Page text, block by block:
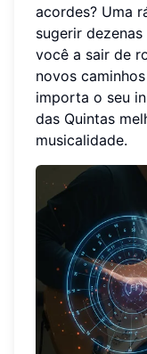
acordes? Uma
sugerir
você a sair de
novos
importa o seu
das Quintas
musicalidade.